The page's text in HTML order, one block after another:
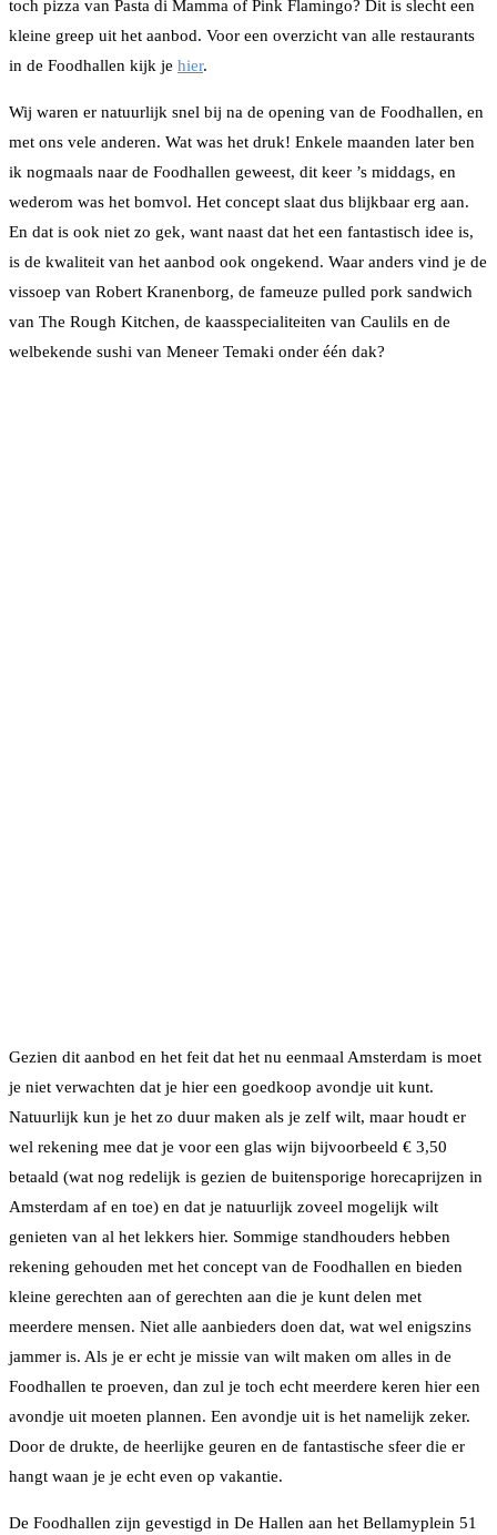
toch pizza van Pasta di Mamma of Pink Flamingo? Dit is slecht een
kleine greep uit het aanbod. Voor een overzicht van alle restaurants
in de Foodhallen kijk je hier.
Wij waren er natuurlijk snel bij na de opening van de Foodhallen, en
met ons vele anderen. Wat was het druk! Enkele maanden later ben
ik nogmaals naar de Foodhallen geweest, dit keer ’s middags, en
wederom was het bomvol. Het concept slaat dus blijkbaar erg aan.
En dat is ook niet zo gek, want naast dat het een fantastisch idee is,
is de kwaliteit van het aanbod ook ongekend. Waar anders vind je de
vissoep van Robert Kranenborg, de fameuze pulled pork sandwich
van The Rough Kitchen, de kaasspecialiteiten van Caulils en de
welbekende sushi van Meneer Temaki onder één dak?
Gezien dit aanbod en het feit dat het nu eenmaal Amsterdam is moet
je niet verwachten dat je hier een goedkoop avondje uit kunt.
Natuurlijk kun je het zo duur maken als je zelf wilt, maar houdt er
wel rekening mee dat je voor een glas wijn bijvoorbeeld € 3,50
betaald (wat nog redelijk is gezien de buitensporige horecaprijzen in
Amsterdam af en toe) en dat je natuurlijk zoveel mogelijk wilt
genieten van al het lekkers hier. Sommige standhouders hebben
rekening gehouden met het concept van de Foodhallen en bieden
kleine gerechten aan of gerechten aan die je kunt delen met
meerdere mensen. Niet alle aanbieders doen dat, wat wel enigszins
jammer is. Als je er echt je missie van wilt maken om alles in de
Foodhallen te proeven, dan zul je toch echt meerdere keren hier een
avondje uit moeten plannen. Een avondje uit is het namelijk zeker.
Door de drukte, de heerlijke geuren en de fantastische sfeer die er
hangt waan je je echt even op vakantie.
De Foodhallen zijn gevestigd in De Hallen aan het Bellamyplein 51